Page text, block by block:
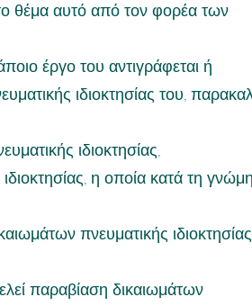
θέμα αυτό από τον φορέα των
έργο του αντιγράφεται ή
ιδιοκτησίας του,
ιδιοκτησίας,
η οποία κατά τη
πνευματικής ιδιοκτησίας
παραβίαση δικαιωμάτων